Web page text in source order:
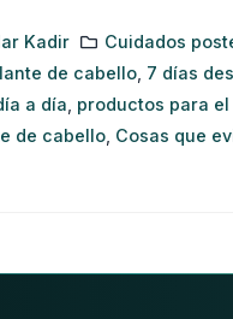
Kadir Cuidados
de cabello 7 días
a día productos para
de cabello Cosas que